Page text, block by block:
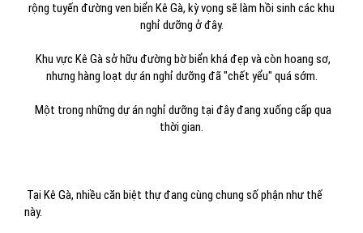
rộng tuyến đường ven biển Kê Gà, kỳ vọng sẽ làm hồi sinh các khu
nghỉ dưỡng ở đây.
Khu vực Kê Gà sở hữu đường bờ biển khá đẹp và còn hoang sơ,
nhưng hàng loạt dự án nghỉ dưỡng đã "chết yểu" quá sớm.
Một trong những dự án nghỉ dưỡng tại đây đang xuống cấp qua
thời gian.
Tại Kê Gà, nhiều căn biệt thự đang cùng chung số phận như thế
này.